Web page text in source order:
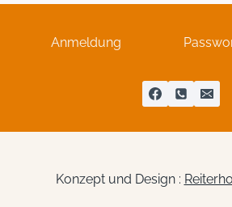
Anmeldung
Konzept und Design :